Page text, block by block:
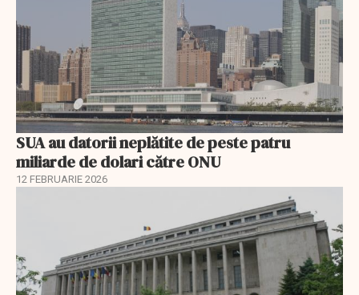
SUA au datorii neplătite de peste patru
miliarde de dolari către ONU
12 FEBRUARIE 2026